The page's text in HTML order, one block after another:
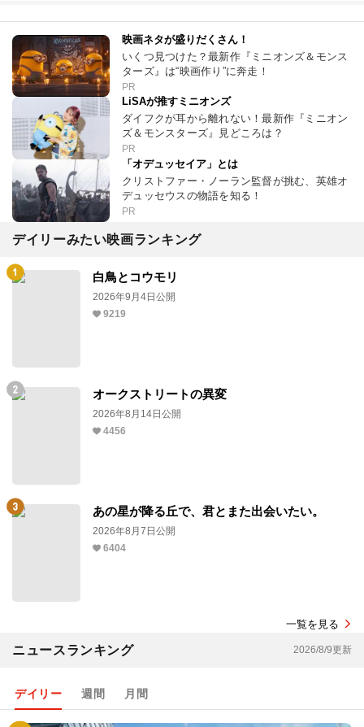
映画ネタが盛りだくさん！
いくつ見つけた？最新作『ミニオンズ＆モンス
ターズ』は“映画作り”に奔走！
PR
LiSAが推すミニオンズ
ダイフクが耳から離れない！最新作『ミニオン
ズ＆モンスターズ』見どころは？
PR
「オデュッセイア」とは
クリストファー・ノーラン監督が挑む、英雄オ
デュッセウスの物語を知る！
PR
デイリーみたい映画ランキング
白鳥とコウモリ
2026年9月4日公開
9219
オークストリートの異変
2026年8月14日公開
4456
あの星が降る丘で、君とまた出会いたい。
2026年8月7日公開
6404
一覧を見る
ニュースランキング 2026/8/9更新
デイリー 週間 月間